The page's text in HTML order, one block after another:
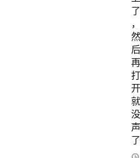
了
，
然
后
再
打
开
就
没
声
了